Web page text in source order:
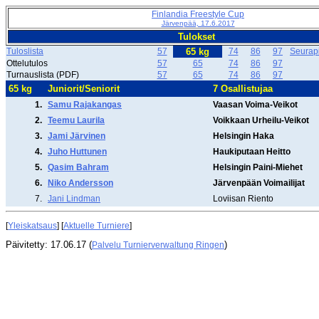
Finlandia Freestyle Cup
Järvenpää, 17.6.2017
Tulokset
Tuloslista 57 65 kg 74 86 97
Ottelutulos
57 65 74 86
97
Turnauslista (PDF)
57 65 74 86 97
65 kg Juniorit/Seniorit 7 Osallistujaa
1. Samu Rajakangas
Vaasan Voima-Veikot
2. Teemu Laurila
Voikkaan Urheilu-Veikot
3. Jami Järvinen
Helsingin Haka
4. Juho Huttunen
Haukiputaan Heitto
5. Qasim Bahram
Helsingin Paini-Miehet
6.
Niko Andersson
Järvenpään Voimailijat
7. Jani Lindman Loviisan Riento
[Yleiskatsaus] [Aktuelle Turniere]
Päivitetty: 17.06.17 (Palvelu Turnierverwaltung Ringen)